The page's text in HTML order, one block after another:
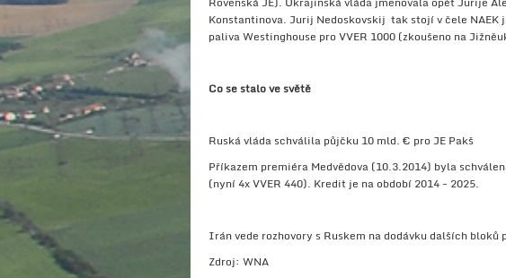
Konstantinova. Jurij Nedoskovskij tak stojí v čele
paliva Westinghouse pro VVER 1000 (zkoušeno na
Co se stalo ve světě
Ruská vláda schválila půjčku 10 mld. € pro JE Pakš
Příkazem premiéra Medvědova (10.3.2014) byla
(nyní 4x VVER 440). Kredit je na období 2014 - 2025.
Irán vede rozhovory s Ruskem na dodávku dalších bloků
Zdroj: WNA